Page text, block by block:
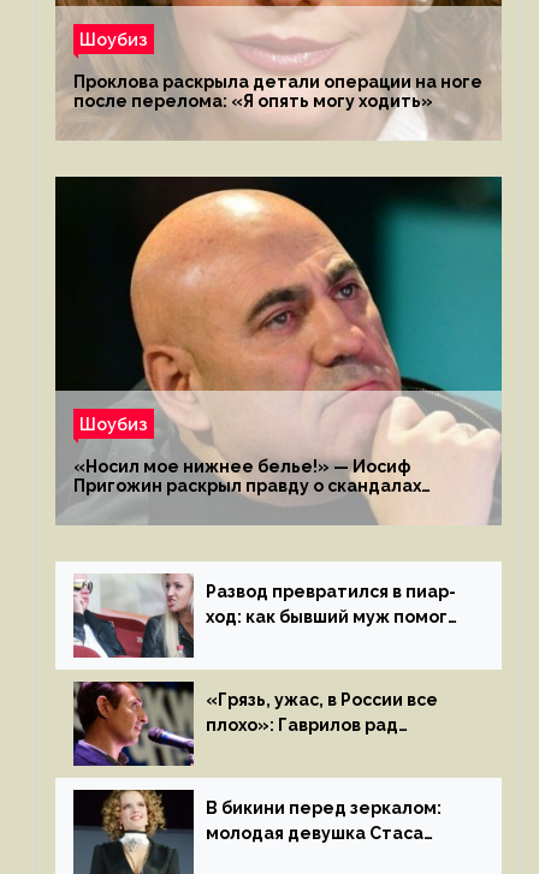
Шоубиз
Проклова раскрыла детали операции на ноге
после перелома: «Я опять могу ходить»
Шоубиз
«Носил мое нижнее белье!» — Иосиф
Пригожин раскрыл правду о скандалах
с мужем своей экс-жены
Развод превратился в пиар-
ход: как бывший муж помог
«Грязь, ужас, в России все
плохо»: Гаврилов рад
иноагентов
В бикини перед зеркалом:
молодая девушка Стаса